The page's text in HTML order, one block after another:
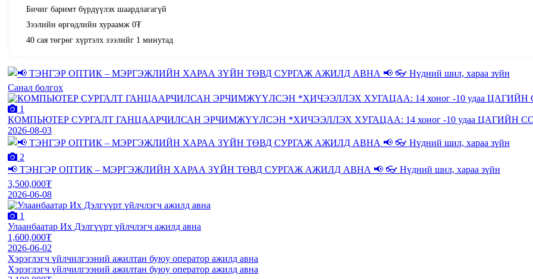
Бичиг баримт бүрдүүлэх шаардлагагүй
Зээлийн өргөдлийн хураамж 0₮
40 сая төгрөг хүртэлх зээлийг 1 минутад
Санал болгох
1
КОМПЬЮТЕР СУРГАЛТ ГАНЦААРЧИЛСАН ЭРЧИМЖҮҮЛСЭН *ХИЧЭЭЛЛЭХ ХУГАЦАА: 14 хоног -10 удаа ЦАГИЙН
2026-08-03
2
📢 ТЭНГЭР ОПТИК – МЭРГЭЖЛИЙН ХАРАА ЗҮЙН ТӨВД СУРГАЖ АЖИЛД АВНА 📢 👓 Нүдний шил, хараа зүйн
3,500,000₮
2026-06-08
1
Улаанбаатар Их Дэлгүүрт үйлчлэгч ажилд авна
1,600,000₮
2026-06-02
Хэрэглэгч үйлчилгээний ажилтан буюу оператор ажилд авна
Хэрэглэгч үйлчилгээний ажилтан буюу оператор ажилд авна